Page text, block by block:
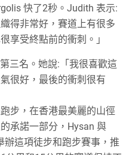
快了2秒。Judith 表示:
得非常好，賽道上有很多
享受終點前的衝刺。」
三名。她說:「我很喜歡這
很好，最後的衝刺很有
步，在香港最美麗的山徑
承諾一部分，Hysan 與
辦這項徒步和跑步賽事，推